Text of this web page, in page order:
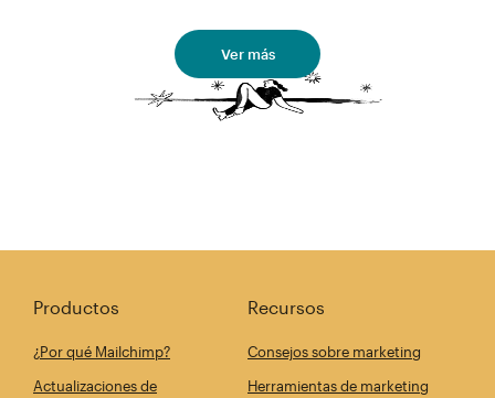
Ver más
Productos
¿Por qué Mailchimp?
Actualizaciones de
Recursos
Consejos sobre marketing
Herramientas de marketing